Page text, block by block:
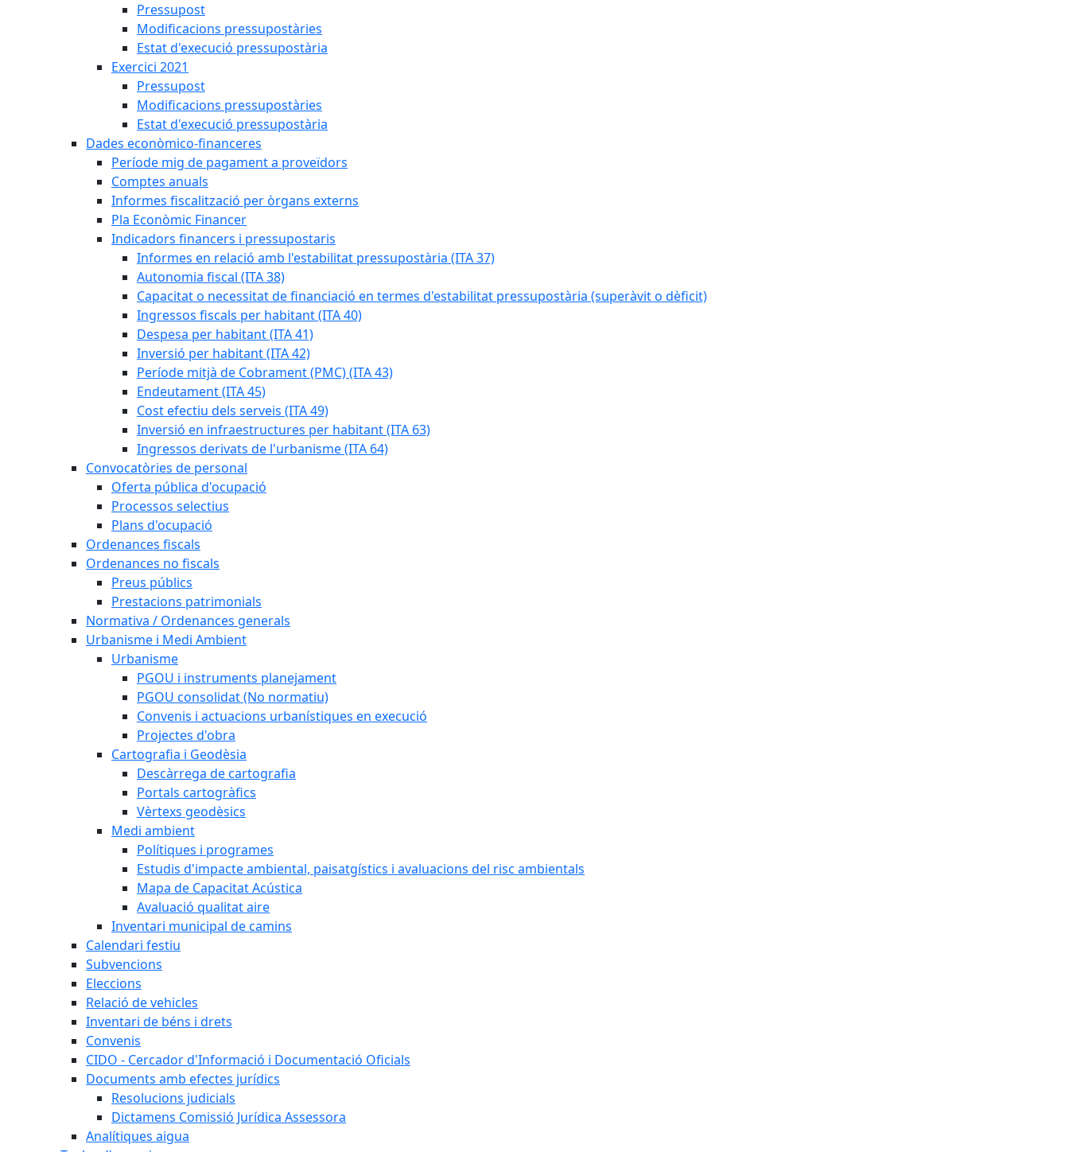
Pressupost
Modificacions pressupostàries
Estat d'execució pressupostària
Exercici 2021
Pressupost
Modificacions pressupostàries
Estat d'execució pressupostària
Dades econòmico-financeres
Període mig de pagament a proveïdors
Comptes anuals
Informes fiscalització per òrgans externs
Pla Econòmic Financer
Indicadors financers i pressupostaris
Informes en relació amb l'estabilitat pressupostària (ITA 37)
Autonomia fiscal (ITA 38)
Capacitat o necessitat de financiació en termes d'estabilitat pressupostària (superàvit o dèficit)
Ingressos fiscals per habitant (ITA 40)
Despesa per habitant (ITA 41)
Inversió per habitant (ITA 42)
Període mitjà de Cobrament (PMC) (ITA 43)
Endeutament (ITA 45)
Cost efectiu dels serveis (ITA 49)
Inversió en infraestructures per habitant (ITA 63)
Ingressos derivats de l'urbanisme (ITA 64)
Convocatòries de personal
Oferta pública d'ocupació
Processos selectius
Plans d'ocupació
Ordenances fiscals
Ordenances no fiscals
Preus públics
Prestacions patrimonials
Normativa / Ordenances generals
Urbanisme i Medi Ambient
Urbanisme
PGOU i instruments planejament
PGOU consolidat (No normatiu)
Convenis i actuacions urbanístiques en execució
Projectes d'obra
Cartografia i Geodèsia
Descàrrega de cartografia
Portals cartogràfics
Vèrtexs geodèsics
Medi ambient
Polítiques i programes
Estudis d'impacte ambiental, paisatgístics i avaluacions del risc ambientals
Mapa de Capacitat Acústica
Avaluació qualitat aire
Inventari municipal de camins
Calendari festiu
Subvencions
Eleccions
Relació de vehicles
Inventari de béns i drets
Convenis
CIDO - Cercador d'Informació i Documentació Oficials
Documents amb efectes jurídics
Resolucions judicials
Dictamens Comissió Jurídica Assessora
Analítiques aigua